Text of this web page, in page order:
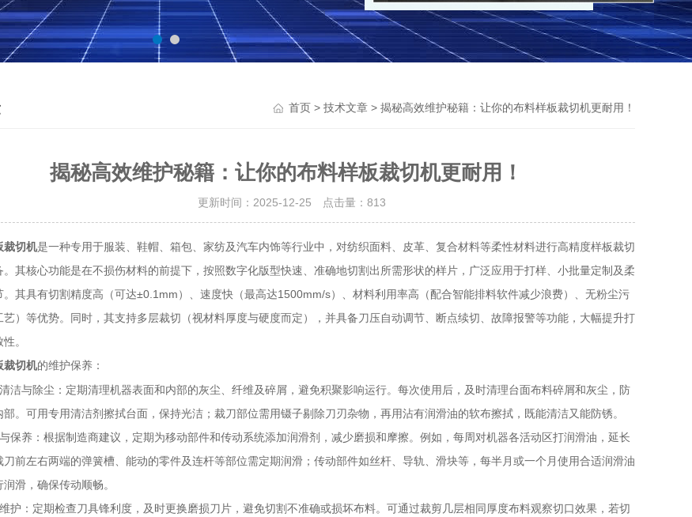
首页 > 技术文章 > 揭秘高效维护秘籍：让你的布料样板裁切机更耐用！
揭秘高效维护秘籍：让你的布料样板裁切机更耐用！
更新时间：2025-12-25 点击量： 813
裁切机是一种专用于服装、鞋帽、箱包、家纺及汽车内饰等行业中，对纺织面料、皮革、复合材料等柔性材料进行高精度样板裁切
。其核心功能是在不损伤材料的前提下，按照数字化版型快速、准确地切割出所需形状的样片，广泛应用于打样、小批量定制及柔
。其具有切割精度高（可达±0.1mm）、速度快（最高达1500mm/s）、材料利用率高（配合智能排料软件减少浪费）、无粉尘污
艺）等优势。同时，其支持多层裁切（视材料厚度与硬度而定），并具备刀压自动调节、断点续切、故障报警等功能，大幅提升打
。
裁切机的维护保养：
与除尘：定期清理机器表面和内部的灰尘、纤维及碎屑，避免积聚影响运行。每次使用后，及时清理台面布料碎屑和灰尘，防
部。可用专用清洁剂擦拭台面，保持光洁；裁刀部位需用镊子剔除刀刃杂物，再用沾有润滑油的软布擦拭，既能清洁又能防锈。
养：根据制造商建议，定期为移动部件和传动系统添加润滑剂，减少磨损和摩擦。例如，每周对机器各活动区打润滑油，延长
刀前左右两端的弹簧槽、能动的零件及连杆等部位需定期润滑；传动部件如丝杆、导轨、滑块等，每半月或一个月使用合适润滑油
滑，确保传动顺畅。
：定期检查刀具锋利度，及时更换磨损刀片，避免切割不准确或损坏布料。可通过裁剪几层相同厚度布料观察切口效果，若切